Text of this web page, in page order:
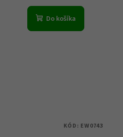
Do košíka
KÓD: EW0743